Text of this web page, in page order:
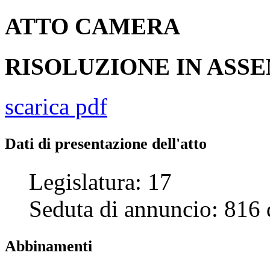
ATTO CAMERA
RISOLUZIONE IN
scarica pdf
Dati di presentazione dell'atto
Legislatura: 17
Seduta di annuncio: 816
Abbinamenti